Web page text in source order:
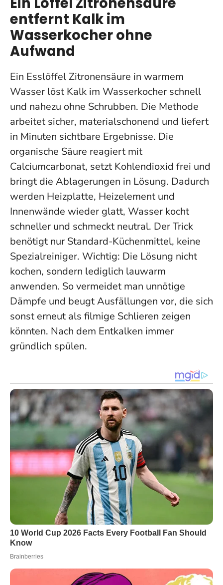
entfernt Kalk im
Wasserkocher ohne
Aufwand
Ein Esslöffel Zitronensäure in warmem
Wasser löst Kalk im Wasserkocher schnell
und nahezu ohne Schrubben. Die Methode
arbeitet sicher, materialschonend und liefert
in Minuten sichtbare Ergebnisse. Die
organische Säure reagiert mit
Calciumcarbonat, setzt Kohlendioxid frei und
bringt die Ablagerungen in Lösung. Dadurch
werden Heizplatte, Heizelement und
Innenwände wieder glatt, Wasser kocht
schneller und schmeckt neutral. Der Trick
benötigt nur Standard-Küchenmittel, keine
Spezialreiniger. Wichtig: Die Lösung nicht
kochen, sondern lediglich lauwarm
anwenden. So vermeidet man unnötige
Dämpfe und beugt Ausfällungen vor, die sich
sonst erneut als filmige Schlieren zeigen
könnten. Nach dem Entkalken immer
gründlich spülen.